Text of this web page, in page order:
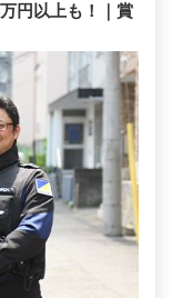
円以上も！｜賞